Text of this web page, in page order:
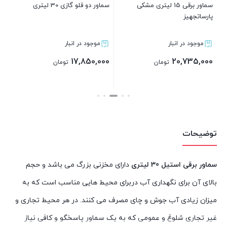
سماور برقی 15 لیتری مشکی
پارساتجهیز
موجود در انبار
20,735,000 تومان
سماور دو قلو گازی 30 لیتری
موجود در انبار
17,850,000 تومان
توضیحات
سماور برقی استیل 30 لیتری
دارای مخزنی بزرگ می باشد و حجم
بالای آن برای نگهداری آب دربرای محیط هایی مناسب است که به
میزان زیادی آب جوش و چای مصرف می کنند. در هر محیط تجاری و
غیر تجاری شلوغ و عمومی که به یک سماور پاسخگو و کافی نیاز